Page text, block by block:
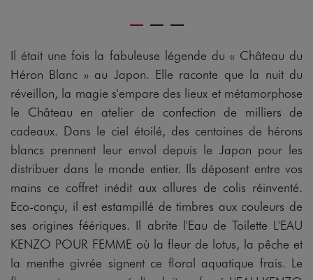
Il était une fois la fabuleuse légende du « Château du
Héron Blanc » au Japon. Elle raconte que la nuit du
réveillon, la magie s'empare des lieux et métamorphose
le Château en atelier de confection de milliers de
cadeaux. Dans le ciel étoilé, des centaines de hérons
blancs prennent leur envol depuis le Japon pour les
distribuer dans le monde entier. Ils déposent entre vos
mains ce coffret inédit aux allures de colis réinventé.
Eco-conçu, il est estampillé de timbres aux couleurs de
ses origines féériques. Il abrite l'Eau de Toilette L'EAU
KENZO POUR FEMME où la fleur de lotus, la pêche et
la menthe givrée signent ce floral aquatique frais. Le